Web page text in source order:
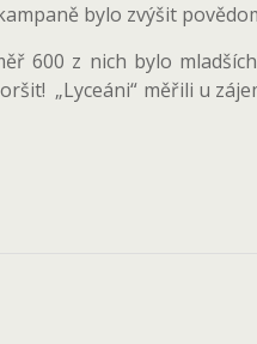
bylo zvýšit
600 z nich bylo
„Lyceáni“ měřili u